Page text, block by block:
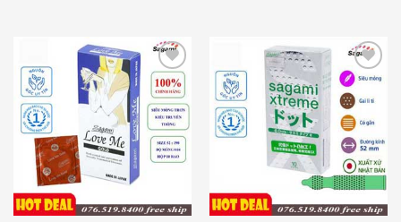
Add to
wishlist
Add to
wishlist